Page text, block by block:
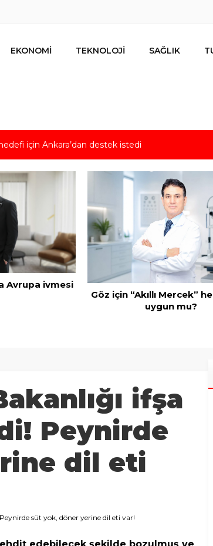
EKONOMİ TEKNOLOJİ SAĞLIK
için Ankara’dan destek istedi
riskler ve hazineyi bekleyen yük
Avrupa ivmesi
Göz için “Akıllı Mercek”
uygun mu?
ifşa
Peynirde
dil eti
süt yok, döner yerine dil eti var!